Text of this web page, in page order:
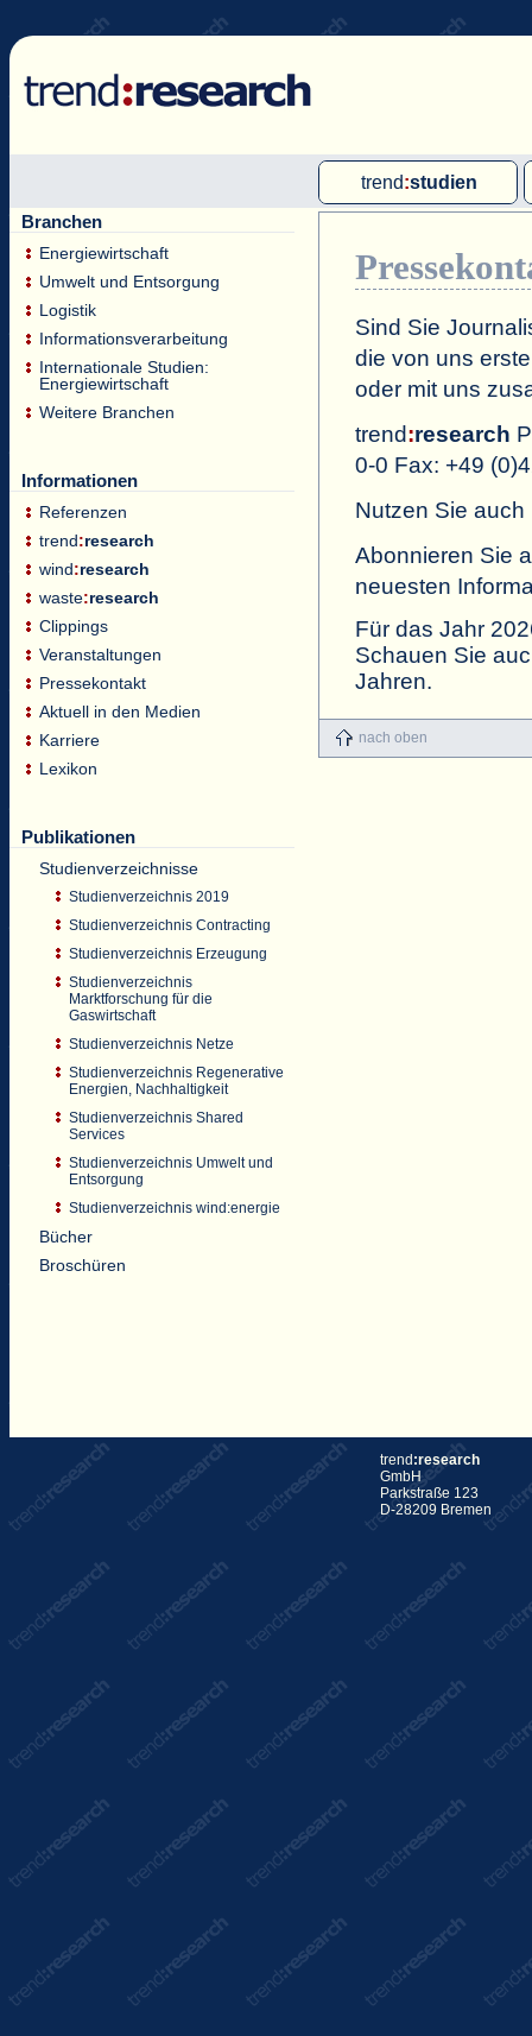
trend:studien
Single-Client-Studien
Branchen
Energiewirtschaft
Umwelt und Entsorgung
Logistik
Informationsverarbeitung
Internationale Studien:
Energiewirtschaft
Weitere Branchen
Informationen
Referenzen
trend:research
wind:research
waste:research
Clippings
Veranstaltungen
Pressekontakt
Aktuell in den Medien
Karriere
Lexikon
Publikationen
Studienverzeichnisse
Studienverzeichnis 2019
Studienverzeichnis Contracting
Studienverzeichnis Erzeugung
Studienverzeichnis
Marktforschung für die
Gaswirtschaft
Studienverzeichnis Netze
Studienverzeichnis Regenerative
Energien, Nachhaltigkeit
Studienverzeichnis Shared
Services
Studienverzeichnis Umwelt und
Entsorgung
Studienverzeichnis wind:energie
Bücher
Broschüren
Sind Sie
die von uns
oder mit uns
trend:research
0-0 Fax: +49
Nutzen Sie
Abonnieren Sie
neuesten
Für das Jahr
Schauen Sie
Jahren.
nach oben
trend :research
GmbH
Parkstraße 123
D-28209 Bremen